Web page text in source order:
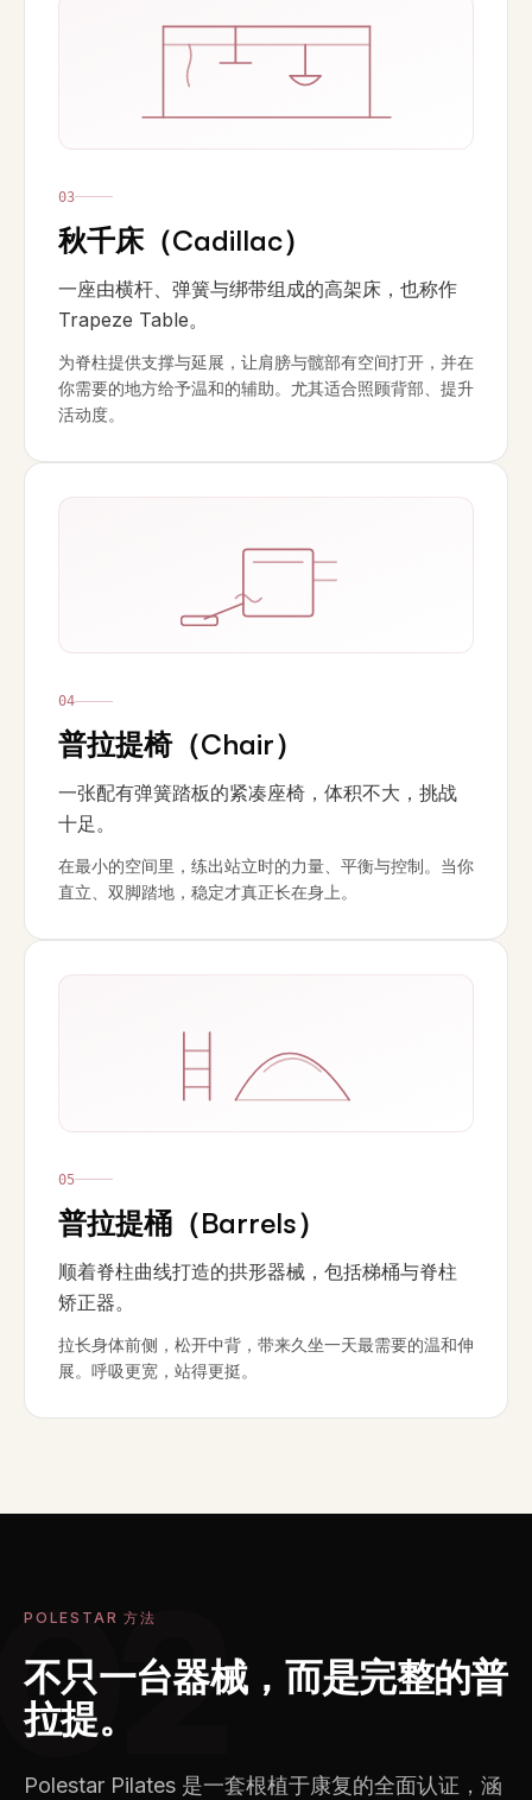
03
秋千床（Cadillac）
一座由横杆、弹簧与绑带组成的高架床，也称作
Trapeze Table。
为脊柱提供支撑与延展，让肩膀与髋部有空间打开，并在
你需要的地方给予温和的辅助。尤其适合照顾背部、提升
活动度。
04
普拉提椅（Chair）
一张配有弹簧踏板的紧凑座椅，体积不大，挑战
十足。
在最小的空间里，练出站立时的力量、平衡与控制。当你
直立、双脚踏地，稳定才真正长在身上。
05
普拉提桶（Barrels）
顺着脊柱曲线打造的拱形器械，包括梯桶与脊柱
矫正器。
拉长身体前侧，松开中背，带来久坐一天最需要的温和伸
展。呼吸更宽，站得更挺。
POLESTAR 方法
不只一台器械，而是完整的普
拉提。
Polestar Pilates 是一套根植于康复的全面认证，涵